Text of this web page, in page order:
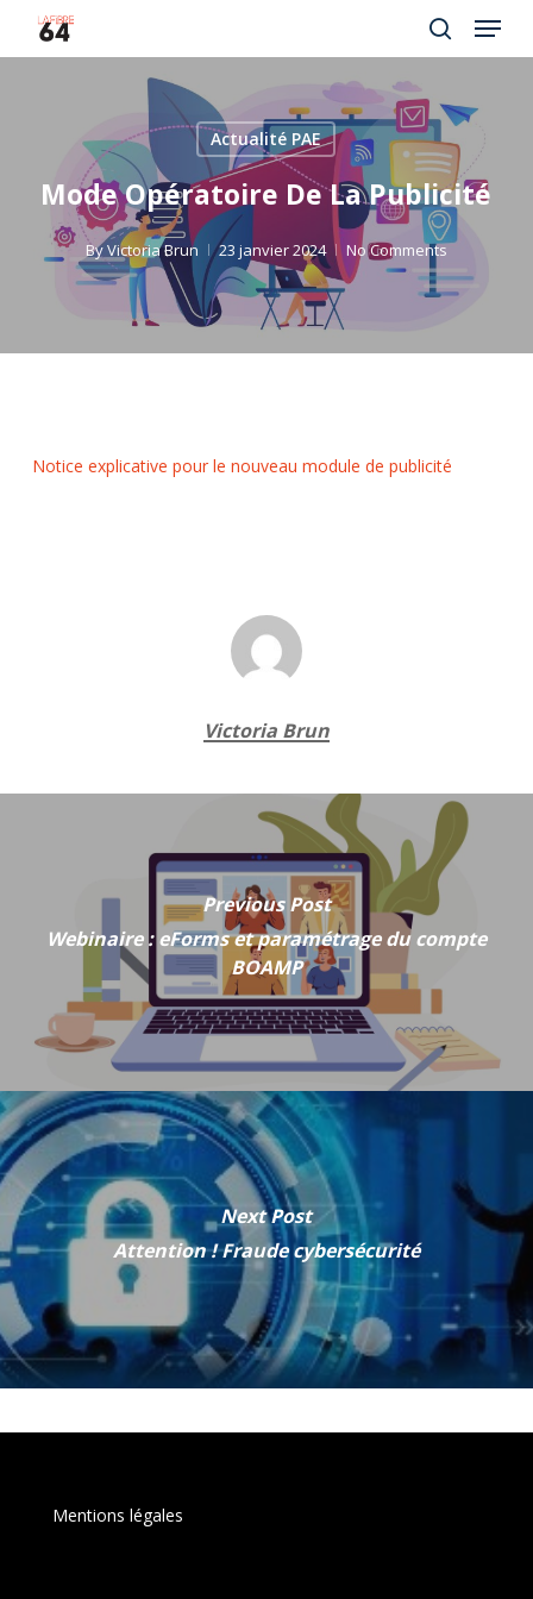
to
search
Menu
Actualité PAE
Mode Opératoire De La Publicité
ByVictoria Brun 23 janvier 2024 No Comments
Notice explicative pour le nouveau module de publicité
Victoria Brun
Previous Post
Webinaire : eForms et paramétrage du compte
BOAMP
Next Post
Attention ! Fraude cybersécurité
Mentions légales
Menu